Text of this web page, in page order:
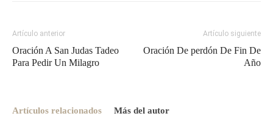
Artículo anterior
Oración A San Judas Tadeo
Para Pedir Un Milagro
Artículo siguiente
Oración De perdón De Fin De
Año
Artículos relacionados Más del autor